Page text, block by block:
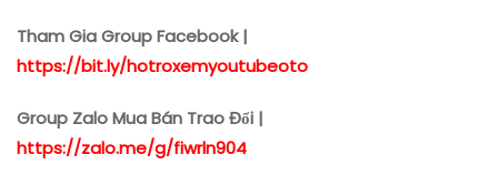
Tham Gia Group Facebook |
https://bit.ly/hotroxemyoutubeoto
Group Zalo Mua Bán Trao Đổi |
https://zalo.me/g/fiwrln904